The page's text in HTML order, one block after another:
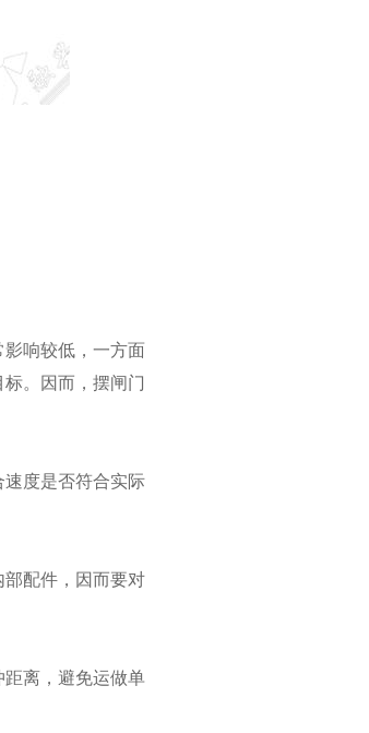
响较低，一方面
。因而，摆闸门
度是否符合实际
配件，因而要对
离，避免运做单